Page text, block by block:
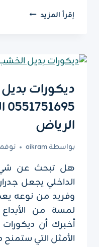
إقرأ المزيد ديكور
ت
0551751695
اطارات
فوم
في
ديكورات
الرياض
بواسطةaikram نوفمبر
هل تبحث عن شيء
الداخلي يجعل
وفريد من نوعه
لمسة من
أخبرك أن
الأمثل التي